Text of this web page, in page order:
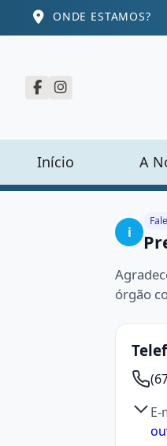
ONDE ESTAMOS?
Início A
i
órgão